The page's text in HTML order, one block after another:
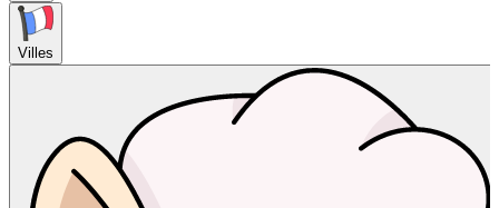
Villes